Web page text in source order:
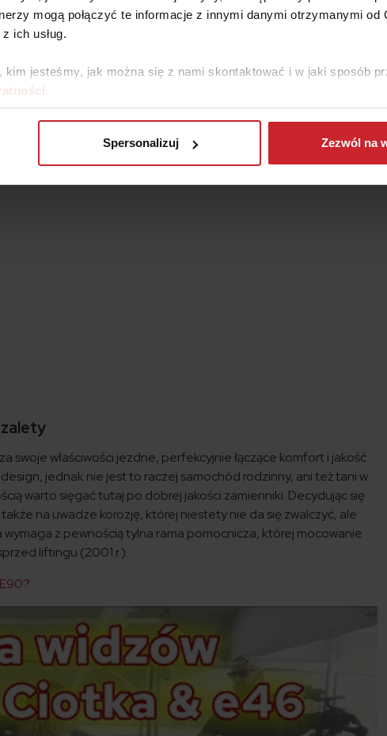
mogą połączyć te informacje z innymi danymi otrzymanymi od
ich usług.
kim jesteśmy, jak można się z nami skontaktować i w jaki sposób
Spersonalizuj Zezwól na
440 l. Z kolei dostępne w poszczególnych wersjach silniki to
zalety
swoje właściwości jezdne, perfekcyjnie łączące komfort i jakość
jednak nie jest to raczej samochód rodzinny, ani też tani w
warto sięgać tutaj po dobrej jakości zamienniki. Decydując się
na uwadze korozję, której niestety nie da się zwalczyć, ale
z pewnością tylna rama pomocnicza, której mocowanie
liftingu (2001 r.).